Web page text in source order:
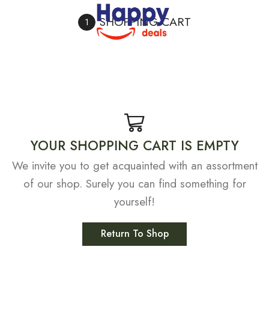
SHOPPING CART
YOUR SHOPPING CART IS EMPTY
We invite you to get acquainted with an assortment
of our shop. Surely you can find something for
yourself!
Return To Shop